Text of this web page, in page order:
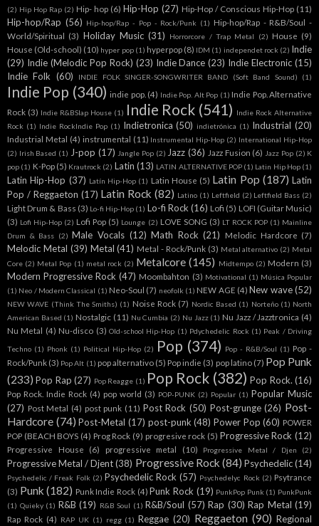
(2) Hip Hop Rap (2) Hip- hop (6) Hip-Hop (27) Hip-Hop / Conscious Hip-Hop (11)
Hip-hop/Rap (56) Hip-hop/Rap - Pop - Rock/Punk (1) Hip-hop/Rap - R&B/Soul -
World/Spiritual (3) Holiday Music (31) Horrorcore / Trap Metal (2) House (9)
House (Old-school) (10) hyper pop (1) hyperpop (8) IDM (1) independet rock (2) Indie
(29) Indie (Melodic Pop Rock) (23) Indie Dance (23) Indie Electronic (15)
Indie Folk (60) INDIE FOLK SINGER-SONGWRITER BAND (Soft Band Sound) (1)
Indie Pop (340) indie pop. (4) Indie Pop. Alt Pop (1) Indie Pop. Alternative
Rock (3) Indie R&BSlap House (1) Indie Rock (541) Indie Rock Alternative
Rock (1) Indie RockIndie Pop (1) Indietronica (50) indietrónica (1) Industrial (20)
Industrial Metal (4) instrumental (11) Instrumental Hip-Hop (2) International Hip-Hop
(2) Irish Based (1) J-pop (17) Jangle Pop (2) Jazz (36) Jazz Fusion (6) Jazz Pop (2) K
pop (1) K-Pop (5) Krautrock (2) Latin (13) LATIN ALTERNATIVE POP (1) Latin Hip Hop (1)
Latin Hip-Hop (37) Latín Hip-Hop (1) Latin House (5) Latin Pop (187) Latin
Pop / Reggaeton (17) Latin Rock (82) Latino (1) Leftfield (2) Leftfield Bass (2)
Light Drum & Bass (3) Lo-fi Hip-Hop (1) Lo-fi Rock (16) Lofi (5) LOFI (Guitar Music)
(3) Lofi Hip-Hop (2) Lofi Pop (5) Lounge (2) LOVE SONG (3) LT ROCK POP (1) Mainline
Drum & Bass (2) Male Vocals (12) Math Rock (21) Melodic Hardcore (7)
Melodic Metal (39) Metal (41) Metal - Rock/Punk (3) Metal alternativo (2) Metal
Core (2) Metal Pop (1) metal rock (2) Metalcore (145) Midtempo (2) Modern (3)
Modern Progressive Rock (47) Moombahton (3) Motivational (1) Música Popular
(1) Neo / Modern Classical (1) Neo-Soul (7) neofolk (1) NEW AGE (4) New wave (52)
NEW WAVE (Think The Smiths) (1) Noise Rock (7) Nordic Based (1) Norteño (1) North
American Based (1) Nostalgic (11) Nu Cumbia (2) Nu Jazz (1) Nu Jazz / Jazztronica (4)
Nu Metal (4) Nu-disco (3) Old-school Hip-Hop (1) Pdychedelic Rock (1) Peak / Driving
Techno (1) Phonk (1) Political Hip-Hop (2) Pop (374) Pop - R&B/Soul (1) Pop -
Rock/Punk (3) Pop Alt (1) pop alternativo (5) Pop indie (3) pop latino (7) Pop Punk
(233) Pop Rap (27) Pop Reagge (1) Pop Rock (382) Pop Rock. (16)
Pop Rock. Indie Rock (4) pop world (3) POP-PUNK (2) Popular (1) Popular Music
(27) Post Metal (4) post punk (11) Post Rock (50) Post-grunge (26) Post-
Hardcore (74) Post-Metal (17) post-punk (48) Power Pop (60) POWER
POP (BEACH BOYS (4) Prog Rock (9) progresive rock (5) Progressive Rock (12)
Progressive House (6) progressive metal (10) Progressive Metal / Djen (2)
Progressive Metal / Djent (38) Progressive Rock (84) Psychedelic(14)
Psychedelic / Freak Folk (2) Psychedelic Rock (57) Psychedelyc Rock (2) Psytrance
(3) Punk (182) Punk Indie Rock (4) Punk Rock (19) PunkPop Punk (1) PunkPunk
(1) Quieky (1) R&B (19) R&B Soul (1) R&B/Soul (57) Rap (30) Rap Metal (19)
Rap Rock (4) RAP UK (1) regg (1) Reggae (20) Reggaeton (90) Regional